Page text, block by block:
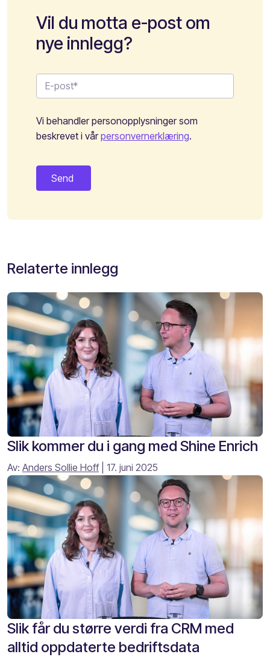
Vil du motta e-post om
nye innlegg?
Vi behandler personopplysninger som
beskrevet i vårpersonvernerklæring.
Relaterte innlegg
Slik kommer du i gang med Shine Enrich
Av: Anders Sollie Hoff| 17. juni 2025
Slik får du større verdi fra CRM med
alltid oppdaterte bedriftsdata